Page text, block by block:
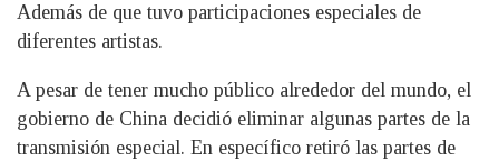
Además de que tuvo participaciones especiales de
diferentes artistas.
A pesar de tener mucho público alrededor del mundo, el
gobierno de China decidió eliminar algunas partes de la
transmisión especial. En específico retiró las partes de